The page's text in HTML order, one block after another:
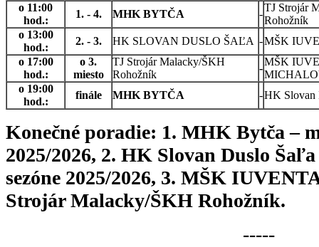
o 11:00
hod.:
1. - 4. MHK BYTČA -
TJ Strojár
Rohožník
o 13:00
hod.:
2. - 3. HK SLOVAN DUSLO ŠAĽA -MŠK
o 17:00
hod.:
o 3.
miesto
TJ Strojár Malacky/ŠKH
Rohožník
-
MŠK
o 19:00
hod.:
finále MHK BYTČA -HK Slovan
Konečné poradie: 1. MHK Bytča –
2025/2026, 2. HK Slovan Duslo
sezóne 2025/2026, 3. MŠK
Strojár Malacky/ŠKH Rohožník.
-----